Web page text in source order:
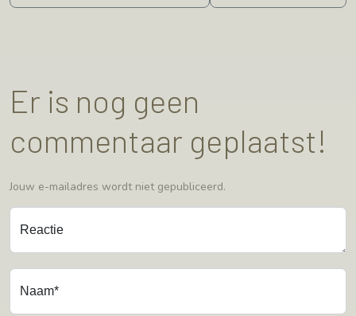
Er is nog geen
commentaar geplaatst!
Jouw e-mailadres wordt niet gepubliceerd.
Reactie
Naam*